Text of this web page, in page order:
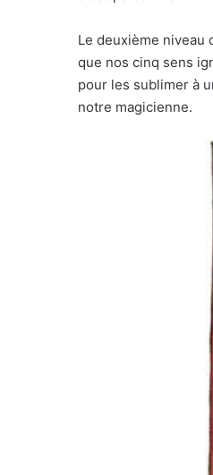
Le deuxième niveau
que nos cinq sens
pour les sublimer à
notre magicienne.